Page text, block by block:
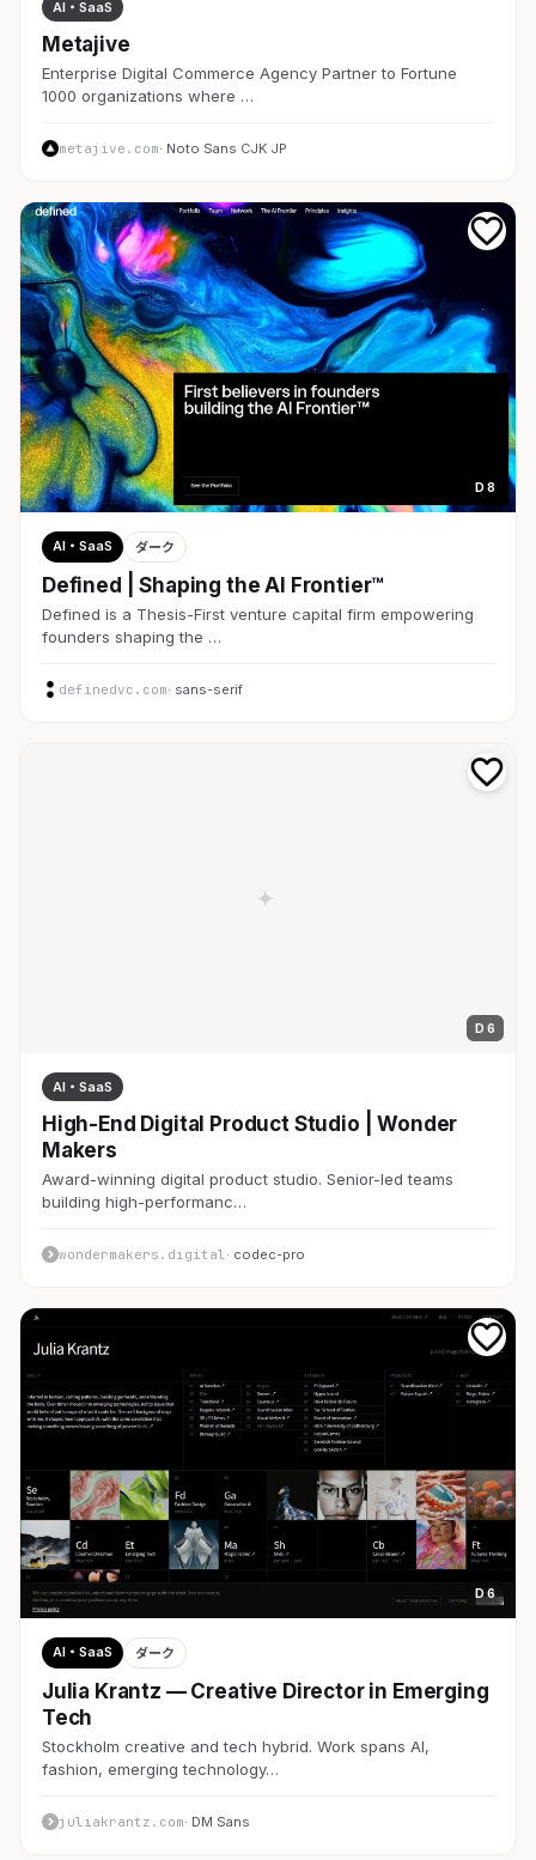
AI・SaaS
Metajive
Enterprise Digital Commerce Agency Partner to Fortune
1000 organizations where …
metajive.com· Noto Sans CJK JP
D 8
AI・SaaS ダーク
Defined | Shaping the AI Frontier™
Defined is a Thesis-First venture capital firm empowering
founders shaping the …
definedvc.com· sans-serif
D 6
AI・SaaS
High-End Digital Product Studio | Wonder
Makers
Award-winning digital product studio. Senior-led teams
building high-performanc…
wondermakers.digital · codec-pro
D 6
AI・SaaS ダーク
Julia Krantz — Creative Director in Emerging
Tech
Stockholm creative and tech hybrid. Work spans AI,
fashion, emerging technology…
juliakrantz.com· DM Sans